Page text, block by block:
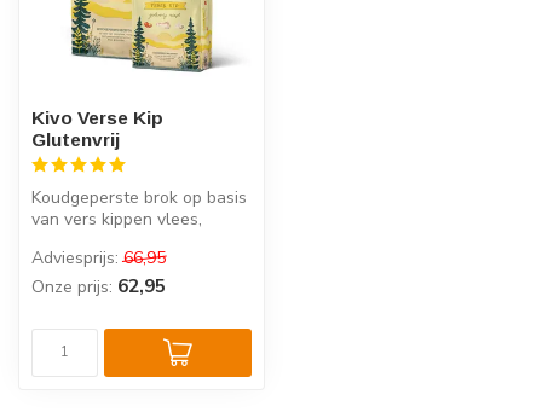
Kivo Verse Kip
Glutenvrij
Koudgeperste brok op basis
van vers kippen vlees,
e...
Adviesprijs: 66,95
Onze prijs: 62,95